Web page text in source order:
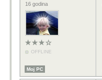
16 godina
OFFLINE
Moj PC